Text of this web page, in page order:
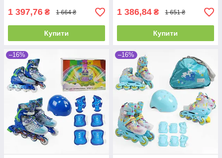
1 397,76 ₴ 1 664 ₴
Купити
1 386,84 ₴ 1 651 ₴
Купити
–16% –16%